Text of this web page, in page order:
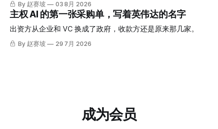
By 赵赛坡 03 8月 2026
主权 AI 的第一张采购单，写着英伟达的名字
出资方从企业和 VC 换成了政府，收款方还是原来那几家。
By 赵赛坡 29 7月 2026
成为会员